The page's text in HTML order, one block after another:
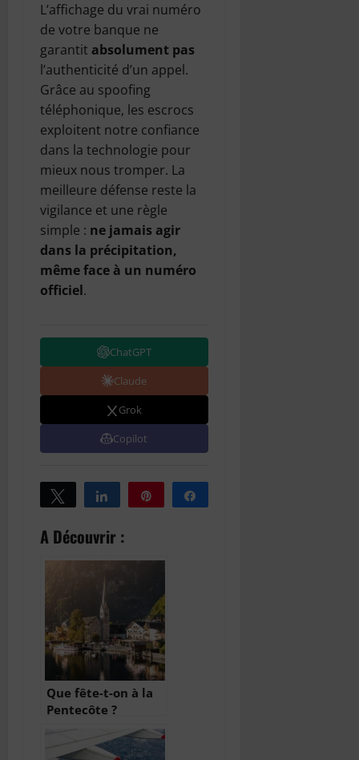
L’affichage du vrai numéro
de votre banque ne
garantit absolument pas
l’authenticité d’un appel.
Grâce au spoofing
téléphonique, les escrocs
exploitent notre confiance
dans la technologie pour
mieux nous tromper. La
meilleure défense reste la
vigilance et une règle
simple : ne jamais agir
dans la précipitation,
même face à un numéro
officiel.
ChatGPT
Claude
Grok
Copilot
Tweetez Partagez Épingle
A Découvrir :
Que fête-t-on à la
Pentecôte ?